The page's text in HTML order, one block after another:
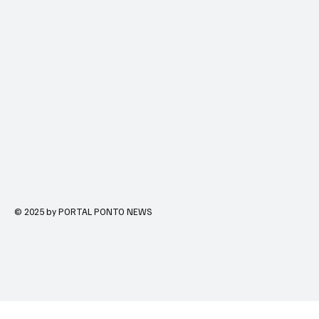
© 2025 by PORTAL PONTO NEWS